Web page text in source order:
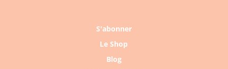
S'abonner
Le Shop
Blog